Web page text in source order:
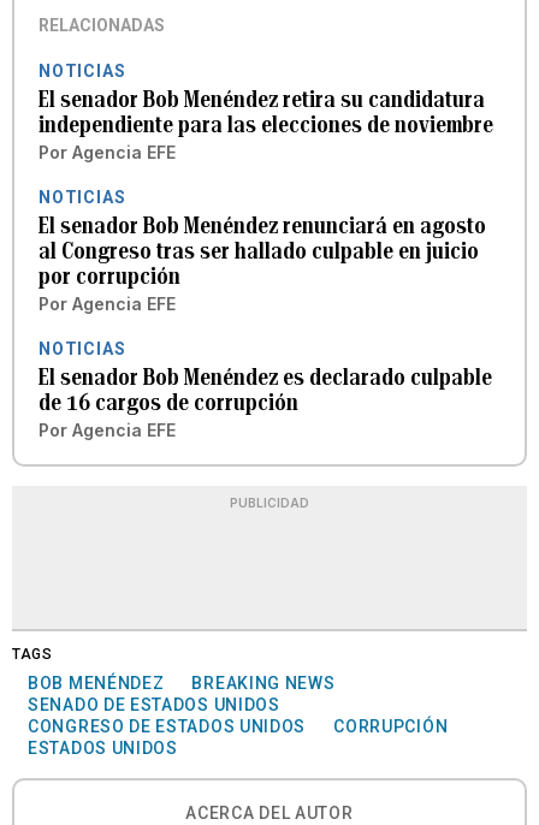
RELACIONADAS
NOTICIAS
El senador Bob Menéndez retira su candidatura
independiente para las elecciones de noviembre
Por Agencia EFE
NOTICIAS
El senador Bob Menéndez renunciará en agosto
al Congreso tras ser hallado culpable en juicio
por corrupción
Por Agencia EFE
NOTICIAS
El senador Bob Menéndez es declarado culpable
de 16 cargos de corrupción
Por Agencia EFE
PUBLICIDAD
TAGS
BOB MENÉNDEZ
BREAKING NEWS
SENADO DE ESTADOS UNIDOS
CONGRESO DE ESTADOS UNIDOS
CORRUPCIÓN
ESTADOS UNIDOS
ACERCA DEL AUTOR